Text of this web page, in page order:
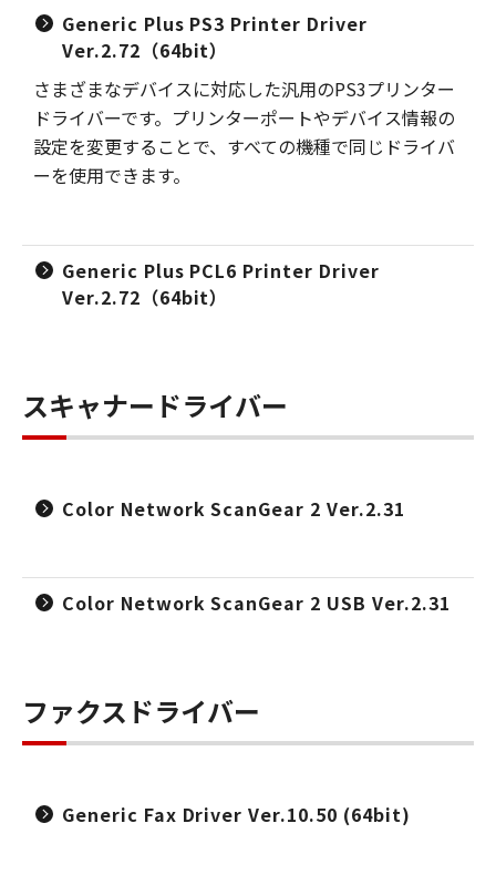
Generic Plus PS3 Printer Driver
Ver.2.72（64bit）
さまざまなデバイスに対応した汎用のPS3プリンター
ドライバーです。プリンターポートやデバイス情報の
設定を変更することで、すべての機種で同じドライバ
ーを使用できます。
Generic Plus PCL6 Printer Driver
Ver.2.72（64bit）
スキャナードライバー
Color Network ScanGear 2 Ver.2.31
Color Network ScanGear 2 USB Ver.2.31
ファクスドライバー
Generic Fax Driver Ver.10.50 (64bit)